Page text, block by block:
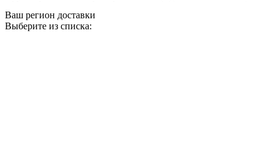
Ваш регион доставки
Выберите из списка: